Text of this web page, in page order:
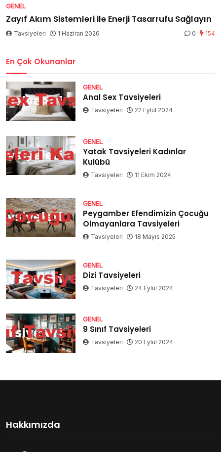
GENEL
Zayıf Akım Sistemleri ile Enerji Tasarrufu Sağlayın
Tavsiyeleri 1 Haziran 2026 0 154
En Çok Okunanlar
GENEL
Anal Sex Tavsiyeleri
Tavsiyeleri 22 Eylül 2024
GENEL
Yatak Tavsiyeleri Kadınlar
Kulübü
Tavsiyeleri 11 Ekim 2024
GENEL
Peygamber Efendimizin Çocuğu
Olmayanlara Tavsiyeleri
Tavsiyeleri 18 Mayıs 2025
GENEL
Dizi Tavsiyeleri
Tavsiyeleri 24 Eylül 2024
GENEL
9 Sınıf Tavsiyeleri
Tavsiyeleri 20 Eylül 2024
Hakkımızda